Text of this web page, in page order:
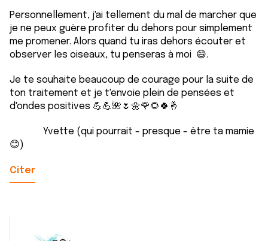
Personnellement, j'ai tellement du mal de marcher que
je ne peux guère profiter du dehors pour simplement
me promener. Alors quand tu iras dehors écouter et
observer les oiseaux, tu penseras à moi 😄.
Je te souhaite beaucoup de courage pour la suite de
ton traitement et je t'envoie plein de pensées et
d'ondes positives 💪💪🌺🌷🌼🌹🌻🍀🤞
Yvette (qui pourrait - presque - être ta mamie
😊)
Citer